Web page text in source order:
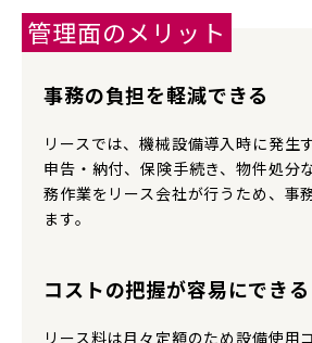
管理面のメリット
事務の負担を軽減できる
リースでは、機械設備導入時に発生
申告・納付、保険手続き、物件処分
務作業をリース会社が行うため、事
ます。
コストの把握が容易にできる
リース料は月々定額のため設備使用